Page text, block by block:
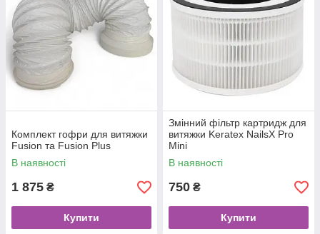
Комплект гофри для витяжки
Fusion та Fusion Plus
В наявності
1 875 ₴
Купити
Змінний фільтр картридж для
витяжки Keratex NailsX Pro
Mini
В наявності
750 ₴
Купити